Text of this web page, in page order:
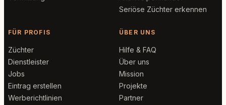
Seriöse Züchter erkennen
FÜR PROFIS
Züchter
Dienstleister
Jobs
Eintrag erstellen
Werberichtlinien
ÜBER UNS
Hilfe & FAQ
Über uns
Mission
Projekte
Partner